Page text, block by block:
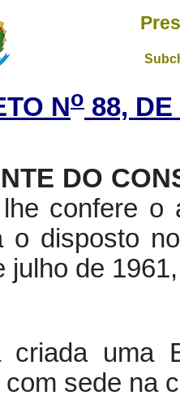
No 88,
DO
confere
o disposto
julho de 1961,
criada uma
sede na